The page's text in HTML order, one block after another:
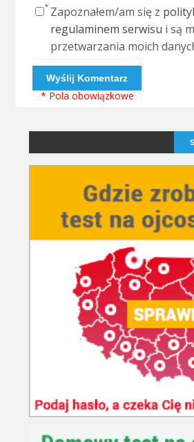
Zapoznałem/am się z
regulaminem serwisu i są
przetwarzania moich